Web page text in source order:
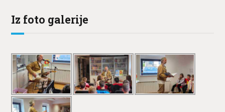
Iz foto galerije